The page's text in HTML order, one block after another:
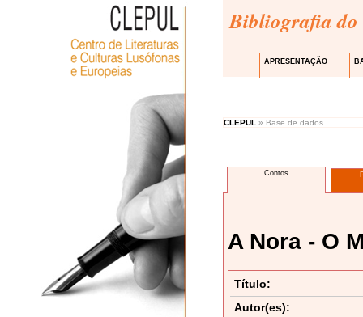
Bibliografia do
APRESENTAÇÃO
CLEPUL » Base de dados
Contos
A Nora - O
Título:
Autor(es):